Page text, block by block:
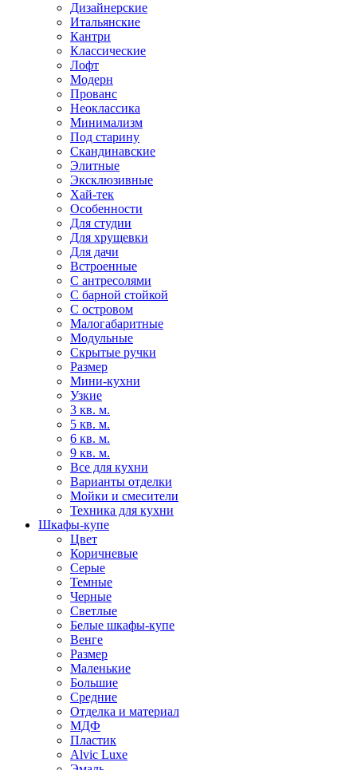
Дизайнерские
Итальянские
Кантри
Классические
Лофт
Модерн
Прованс
Неоклассика
Минимализм
Под старину
Скандинавские
Элитные
Эксклюзивные
Хай-тек
Особенности
Для студии
Для хрущевки
Для дачи
Встроенные
С антресолями
С барной стойкой
С островом
Малогабаритные
Модульные
Скрытые ручки
Размер
Мини-кухни
Узкие
3 кв. м.
5 кв. м.
6 кв. м.
9 кв. м.
Все для кухни
Варианты отделки
Мойки и смесители
Техника для кухни
Шкафы-купе
Цвет
Коричневые
Серые
Темные
Черные
Светлые
Белые шкафы-купе
Венге
Размер
Маленькие
Большие
Средние
Отделка и материал
МДФ
Пластик
Alvic Luxe